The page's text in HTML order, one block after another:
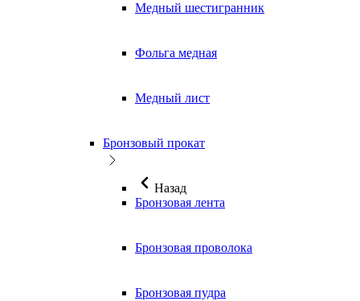
Медный шестигранник
Фольга медная
Медный лист
Бронзовый прокат
Назад
Бронзовая лента
Бронзовая проволока
Бронзовая пудра